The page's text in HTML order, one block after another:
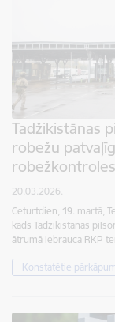
Tadžikistānas
robežu
20.03.2026.
Ceturtdien, 19. martā,
kāds Tadžikistānas
ātrumā iebrauca RKP
Konstatētie